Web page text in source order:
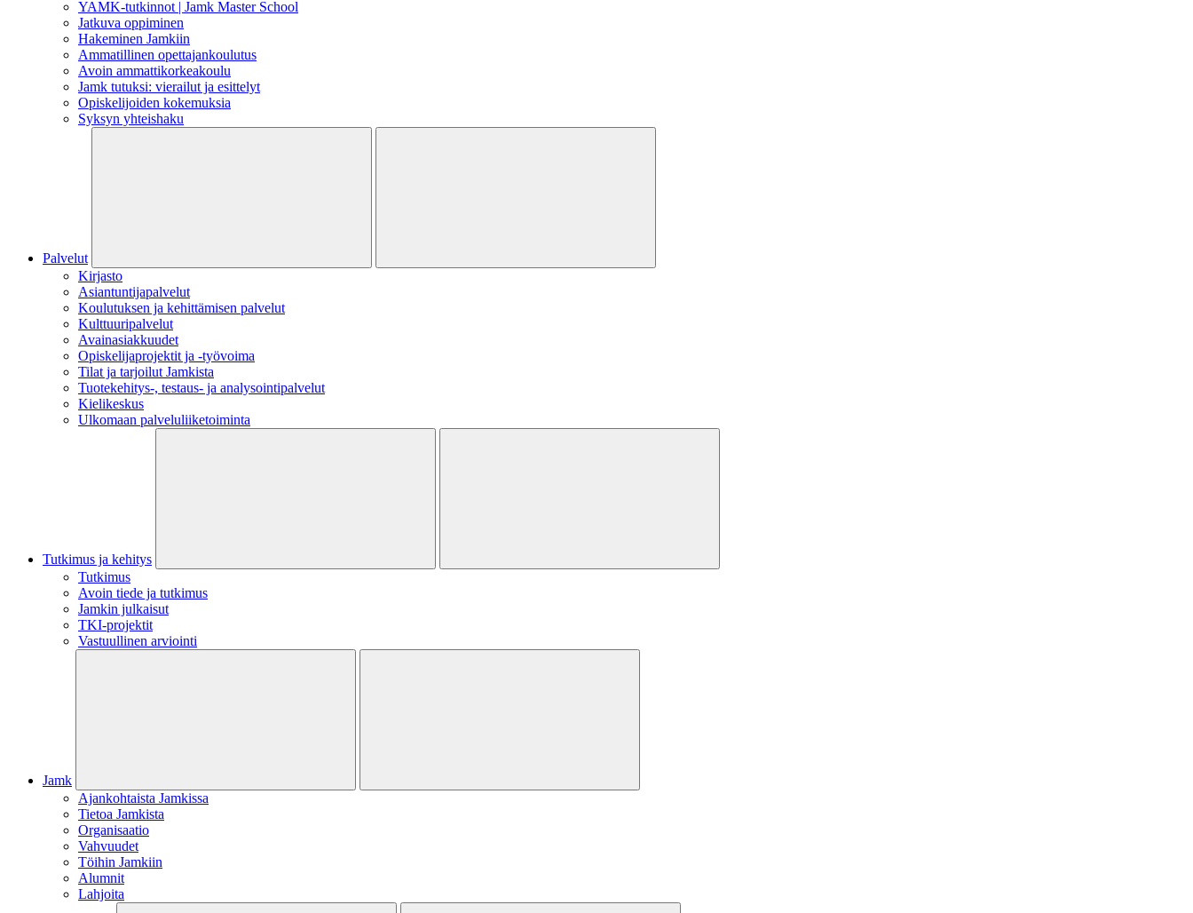
YAMK-tutkinnot | Jamk Master School
Jatkuva oppiminen
Hakeminen Jamkiin
Ammatillinen opettajankoulutus
Avoin ammattikorkeakoulu
Jamk tutuksi: vierailut ja esittelyt
Opiskelijoiden kokemuksia
Syksyn yhteishaku
Palvelut
Kirjasto
Asiantuntijapalvelut
Koulutuksen ja kehittämisen palvelut
Kulttuuripalvelut
Avainasiakkuudet
Opiskelijaprojektit​ ja -työvoima
Tilat ja tarjoilut Jamkista
Tuotekehitys-, testaus- ja analysointipalvelut
Kielikeskus
Ulkomaan palveluliiketoiminta
Tutkimus ja kehitys
Tutkimus
Avoin tiede ja tutkimus
Jamkin julkaisut
TKI-projektit
Vastuullinen arviointi
Jamk
Ajankohtaista Jamkissa
Tietoa Jamkista
Organisaatio
Vahvuudet
Töihin Jamkiin
Alumnit
Lahjoita